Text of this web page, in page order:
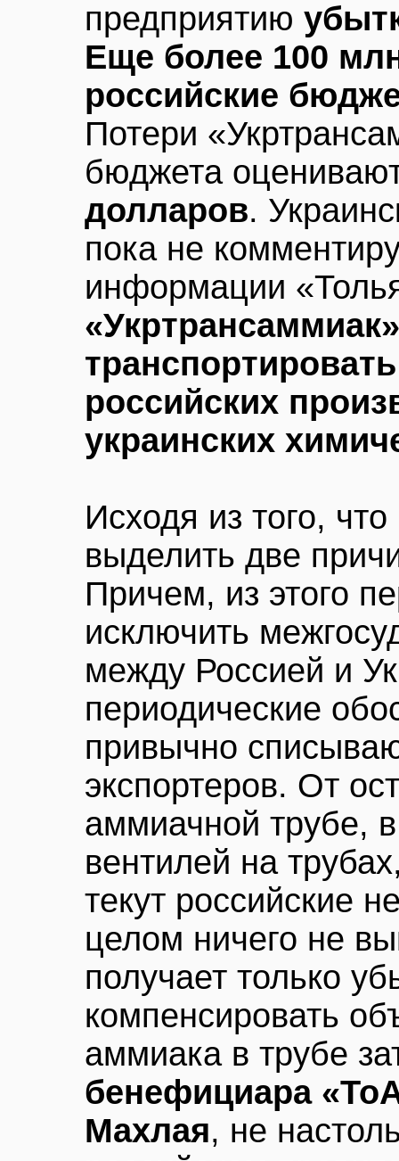
предприятию
Еще более 100
российские
Потери
бюджета
долларов.
пока не
информации
российских
украинских
Исходя из того,
выделить две
Причем, из этого
исключить
между Россией и
периодические
привычно
экспортеров. От
аммиачной трубе,
вентилей на
текут российские
целом ничего не
получает только
компенсировать
аммиака в трубе
бенефициара
Махлая, не